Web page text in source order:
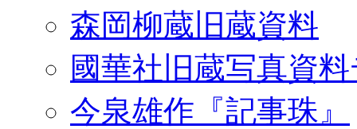
森岡柳蔵旧蔵資料
國華社旧蔵写真資
今泉雄作『記事珠』